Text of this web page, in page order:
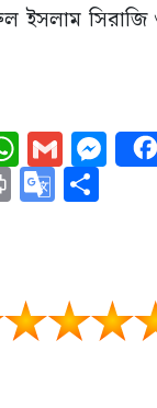
ইসলাম
WhatsApp
Gmail
PrintGoogle